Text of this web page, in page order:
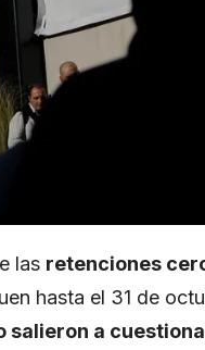
las retenciones
hasta el 31 de
salieron a